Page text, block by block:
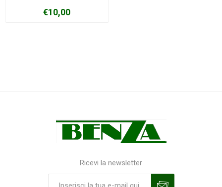
€10,00
Ricevi la newsletter